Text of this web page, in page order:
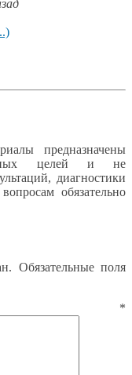
предназначены
целей и не
диагностики
обязательно
Обязательные поля
*